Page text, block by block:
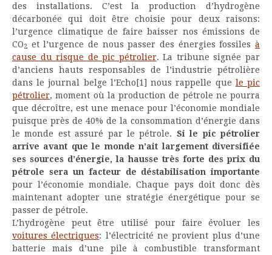
des installations. C’est la production d’hydrogène
décarbonée qui doit être choisie pour deux raisons:
l’urgence climatique de faire baisser nos émissions de
CO2 et l’urgence de nous passer des énergies fossiles à
cause du risque de pic pétrolier. La tribune signée par
d’anciens hauts responsables de l’industrie pétrolière
dans le journal belge l’Echo[1] nous rappelle que le pic
pétrolier, moment où la production de pétrole ne pourra
que décroître, est une menace pour l’économie mondiale
puisque près de 40% de la consommation d’énergie dans
le monde est assuré par le pétrole. Si le pic pétrolier
arrive avant que le monde n’ait largement diversifiée
ses sources d’énergie, la hausse très forte des prix du
pétrole sera un facteur de déstabilisation importante
pour l’économie mondiale. Chaque pays doit donc dès
maintenant adopter une stratégie énergétique pour se
passer de pétrole.
L’hydrogène peut être utilisé pour faire évoluer les
voitures électriques: l’électricité ne provient plus d’une
batterie mais d’une pile à combustible transformant